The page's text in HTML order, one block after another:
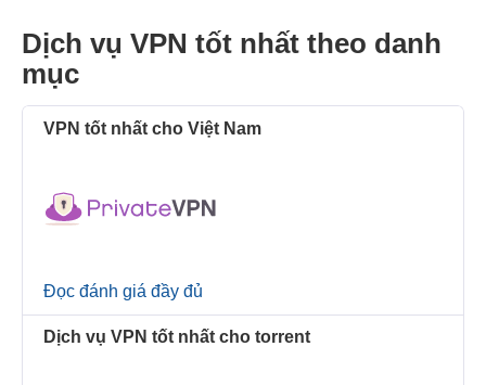
Dịch vụ VPN tốt nhất theo danh
mục
VPN tốt nhất cho Việt Nam
Đọc đánh giá đầy đủ
Dịch vụ VPN tốt nhất cho torrent